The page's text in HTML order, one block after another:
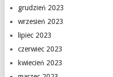
grudzień 2023
wrzesień 2023
lipiec 2023
czerwiec 2023
kwiecień 2023